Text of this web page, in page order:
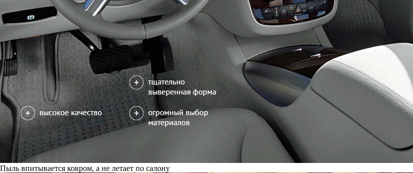
Пыль впитывается ковром, а не летает по салону